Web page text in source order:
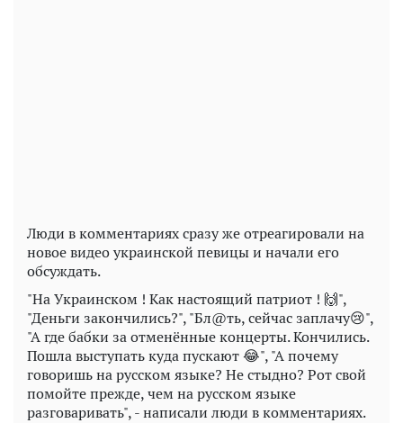
Люди в комментариях сразу же отреагировали на
новое видео украинской певицы и начали его
обсуждать.
"На Украинском ! Как настоящий патриот ! 🙌",
"Деньги закончились?", "Бл@ть, сейчас заплачу😢",
"А где бабки за отменённые концерты. Кончились.
Пошла выступать куда пускают 😂", "А почему
говоришь на русском языке? Не стыдно? Рот свой
помойте прежде, чем на русском языке
разговаривать", - написали люди в комментариях.